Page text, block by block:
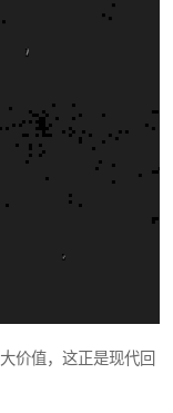
价值，这正是现代回